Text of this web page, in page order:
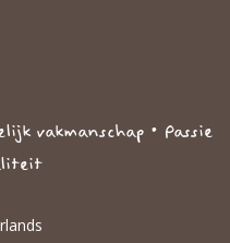
vakmanschap • Passie